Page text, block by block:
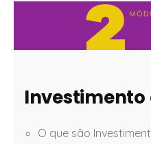
Investimento
O que são